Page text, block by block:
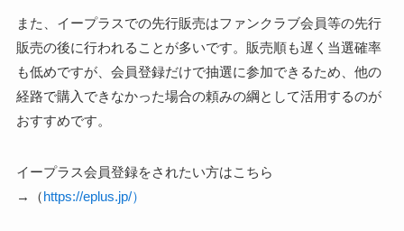
また、イープラスでの先行販売はファンクラブ会員等の先行
販売の後に行われることが多いです。販売順も遅く当選確率
も低めですが、会員登録だけで抽選に参加できるため、他の
経路で購入できなかった場合の頼みの綱として活用するのが
おすすめです。
イープラス会員登録をされたい方はこちら
→（https://eplus.jp/）